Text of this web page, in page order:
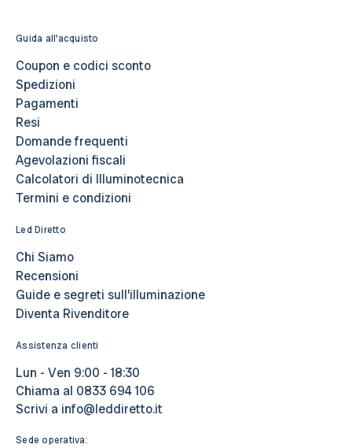
Guida all'acquisto
Coupon e codici sconto
Spedizioni
Pagamenti
Resi
Domande frequenti
Agevolazioni fiscali
Calcolatori di Illuminotecnica
Termini e condizioni
Led Diretto
Chi Siamo
Recensioni
Guide e segreti sull’illuminazione
Diventa Rivenditore
Assistenza clienti
Lun - Ven 9:00 - 18:30
Chiama al 0833 694 106
Scrivi a info@leddiretto.it
Sede operativa: